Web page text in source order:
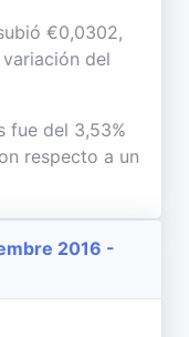
€0,0302,
del
fue del 3,53%
respecto a un
2016 -